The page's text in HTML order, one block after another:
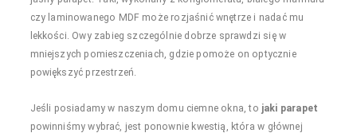
czy laminowanego MDF może rozjaśnić wnętrze i nadać mu
lekkości. Owy zabieg szczególnie dobrze sprawdzi się w
mniejszych pomieszczeniach, gdzie pomoże on optycznie
powiększyć przestrzeń.
Jeśli posiadamy w naszym domu ciemne okna, to jaki parapet
powinniśmy wybrać, jest ponownie kwestią, która w głównej